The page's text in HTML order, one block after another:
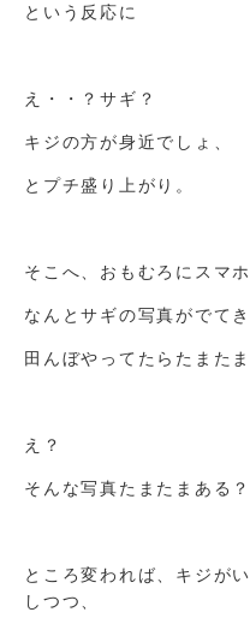
という反応に
え・・？サギ？
キジの方が身近でしょ、
とプチ盛り上がり。
そこへ、おもむろにスマ
なんとサギの写真がでてき
田んぼやってたらたまた
え？
そんな写真たまたまある
ところ変われば、キジが
しつつ、